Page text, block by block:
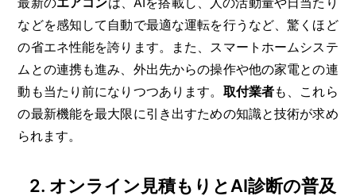
などを感知して自動で最適な運転を行うなど、驚くほど
の省エネ性能を誇ります。また、スマートホームシステ
ムとの連携も進み、外出先からの操作や他の家電との連
動も当たり前になりつつあります。 取付業者も、これら
の最新機能を最大限に引き出すための知識と技術が求め
られます。
2. オンライン見積もりとAI診断の普及